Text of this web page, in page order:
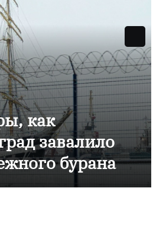
как в
ТЦ из-за
о